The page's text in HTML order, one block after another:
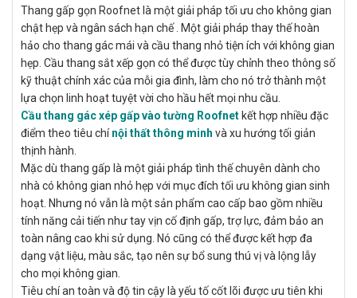
Thang gấp gọn Roofnet là một giải pháp tối ưu cho không gian
chật hẹp và ngân sách hạn chế . Một giải pháp thay thế hoàn
hảo cho thang gác mái và cầu thang nhỏ tiện ích với không gian
hẹp. Cầu thang sắt xếp gọn có thể được tùy chỉnh theo thông số
kỹ thuật chính xác của mỗi gia đình, làm cho nó trở thành một
lựa chọn linh hoạt tuyệt vời cho hầu hết mọi nhu cầu.
Cầu thang gác xép gấp vào tường Roofnet kết hợp nhiều đặc
điểm theo tiêu chínội thất thông minh và xu hướng tối giản
thịnh hành.
Mặc dù thang gấp là một giải pháp tình thế chuyên dành cho
nhà có không gian nhỏ hẹp với mục đích tối ưu không gian sinh
hoạt. Nhưng nó vẫn là một sản phẩm cao cấp bao gồm nhiều
tính năng cải tiến như tay vịn cố định gấp, trợ lực, đảm bảo an
toàn nâng cao khi sử dụng. Nó cũng có thể được kết hợp đa
dạng vật liệu, màu sắc, tạo nên sự bổ sung thú vị và lộng lẫy
cho mọi không gian.
Tiêu chí an toàn và độ tin cậy là yếu tố cốt lõi được ưu tiên khi